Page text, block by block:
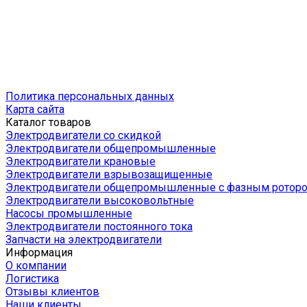
Политика персональных данных
Карта сайта
Каталог товаров
Электродвигатели со скидкой
Электродвигатели общепромышленные
Электродвигатели крановые
Электродвигатели взрывозащищенные
Электродвигатели общепромышленные с фазным
Электродвигатели высоковольтные
Насосы промышленные
Электродвигатели постоянного тока
Запчасти на электродвигатели
Информация
О компании
Логистика
Отзывы клиентов